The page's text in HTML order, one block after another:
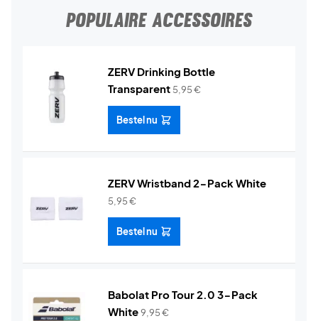
POPULAIRE ACCESSOIRES
ZERV Drinking Bottle
Transparent 5,95€
Bestel nu
ZERV Wristband 2-Pack White
5,95€
Bestel nu
Babolat Pro Tour 2.0 3-Pack
White9,95€